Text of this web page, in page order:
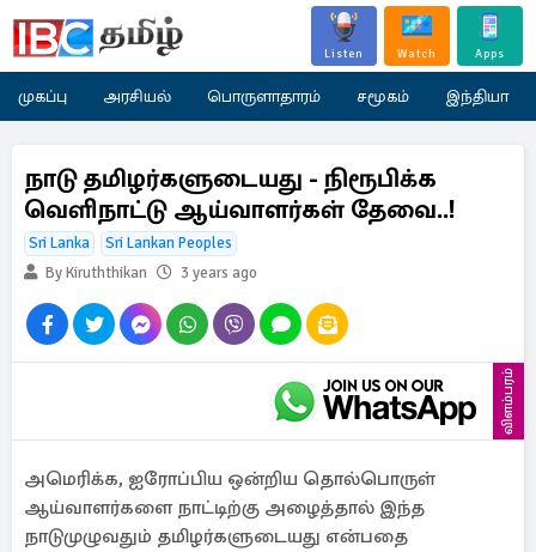
Listen Watch Apps
முகப்பு அரசியல் பொருளாதாரம் சமூகம் இந்தியா
நாடு தமிழர்களுடையது - நிரூபிக்க
வெளிநாட்டு ஆய்வாளர்கள் தேவை..!
Sri Lanka
Sri Lankan Peoples
By Kiruththikan
3 years ago
விளம்பரம்
அமெரிக்க, ஐரோப்பிய ஒன்றிய தொல்பொருள்
ஆய்வாளர்களை நாட்டிற்கு அழைத்தால் இந்த
நாடுமுழுவதும் தமிழர்களுடையது என்பதை